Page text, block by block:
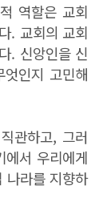
역할은 교회
. 교회의 교회
. 신앙인을 신
인지 고민해
관하고, 그러
서 우리에게
나라를 지향하